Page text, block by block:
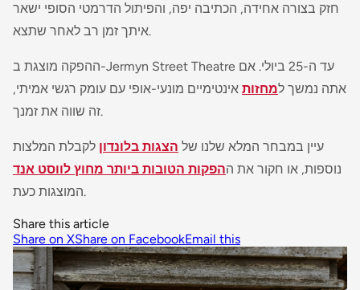
חזק בצורה אחידה, הכתיבה יפה, והפיתול הדרמטי הסופי ישאר
איתך זמן רב לאחר שתצא.
ההפקה מוצגת ב-Jermyn Street Theatre עד ה-25 ביולי. אם
אתה נמשך למחזות אינטימיים מונעי-אופי עם עומק רגשי אמיתי,
זה שווה את זמנך.
עיין במבחר המלא שלנו של הצגות בלונדון לקבלת המלצות
נוספות, או חקור את ההפקות הטובות ביותר מחוץ לווסט אנד
המוצגות כעת.
Share this article
Share on XShare on FacebookEmail this